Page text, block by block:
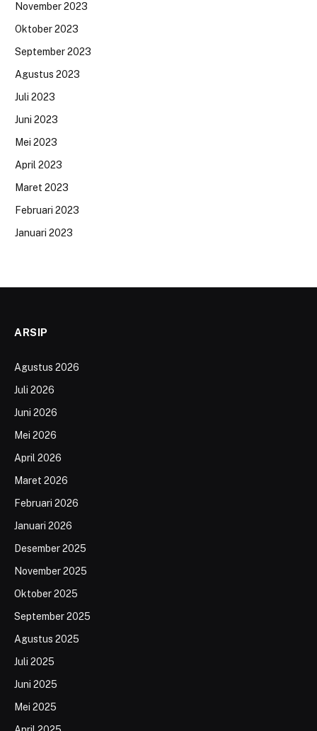
November 2023
Oktober 2023
September 2023
Agustus 2023
Juli 2023
Juni 2023
Mei 2023
April 2023
Maret 2023
Februari 2023
Januari 2023
ARSIP
Agustus 2026
Juli 2026
Juni 2026
Mei 2026
April 2026
Maret 2026
Februari 2026
Januari 2026
Desember 2025
November 2025
Oktober 2025
September 2025
Agustus 2025
Juli 2025
Juni 2025
Mei 2025